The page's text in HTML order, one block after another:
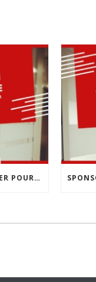
LES 10 ERREURS À ÉVITER POUR CRÉER SON ENTREPRISE